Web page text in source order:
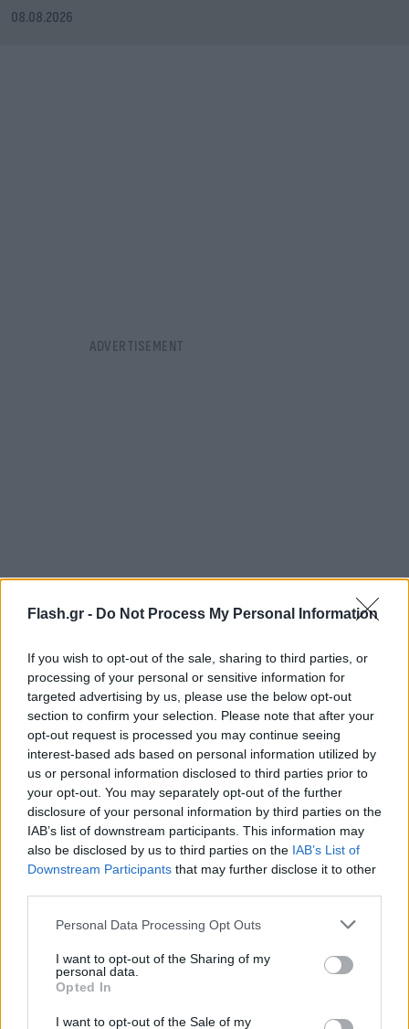
Flash.gr - Do Not Process My Personal Information
If you wish to opt-out of the sale, sharing to third parties, or
processing of your personal or sensitive information for
targeted advertising by us, please use the below opt-out
section to confirm your selection. Please note that after your
opt-out request is processed you may continue seeing
interest-based ads based on personal information utilized by
us or personal information disclosed to third parties prior to
your opt-out. You may separately opt-out of the further
disclosure of your personal information by third parties on the
IAB’s list of downstream participants. This information may
also be disclosed by us to third parties on the IAB’s List of
Downstream Participants that may further disclose it to other
Please note that this website/app uses one or more Google
not limited to your visit or usage behaviour. You may click to
grant or deny consent to Google and its third-party tags to
use your data for below specified purposes in below Google
consent section.
Personal Data Processing Opt Outs
I want to opt-out of the Sharing of my
personal data.
Opted In
I want to opt-out of the Sale of my
08.08.2026
FLASH FOCUS